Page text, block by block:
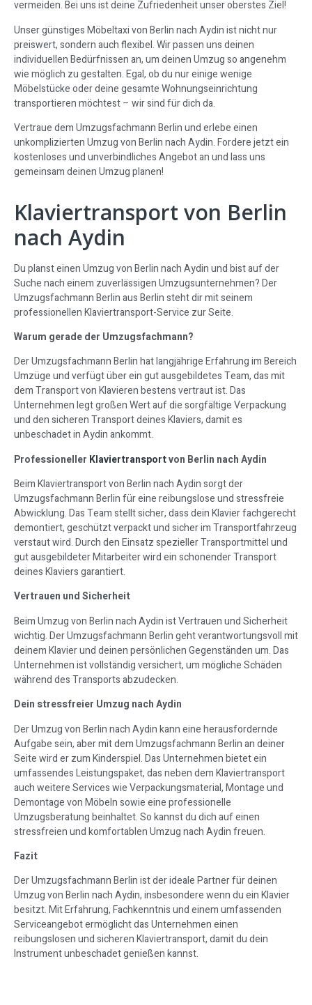
vermeiden. Bei uns ist deine Zufriedenheit unser oberstes Ziel!
Unser günstiges Möbeltaxi von Berlin nach Aydin ist nicht nur
preiswert, sondern auch flexibel. Wir passen uns deinen
individuellen Bedürfnissen an, um deinen Umzug so angenehm
wie möglich zu gestalten. Egal, ob du nur einige wenige
Möbelstücke oder deine gesamte Wohnungseinrichtung
transportieren möchtest – wir sind für dich da.
Vertraue dem Umzugsfachmann Berlin und erlebe einen
unkomplizierten Umzug von Berlin nach Aydin. Fordere jetzt ein
kostenloses und unverbindliches Angebot an und lass uns
gemeinsam deinen Umzug planen!
Klaviertransport von Berlin
nach Aydin
Du planst einen Umzug von Berlin nach Aydin und bist auf der
Suche nach einem zuverlässigen Umzugsunternehmen? Der
Umzugsfachmann Berlin aus Berlin steht dir mit seinem
professionellen Klaviertransport-Service zur Seite.
Warum gerade der Umzugsfachmann?
Der Umzugsfachmann Berlin hat langjährige Erfahrung im Bereich
Umzüge und verfügt über ein gut ausgebildetes Team, das mit
dem Transport von Klavieren bestens vertraut ist. Das
Unternehmen legt großen Wert auf die sorgfältige Verpackung
und den sicheren Transport deines Klaviers, damit es
unbeschadet in Aydin ankommt.
Professioneller Klaviertransportvon Berlin nach Aydin
Beim Klaviertransport von Berlin nach Aydin sorgt der
Umzugsfachmann Berlin für eine reibungslose und stressfreie
Abwicklung. Das Team stellt sicher, dass dein Klavier fachgerecht
demontiert, geschützt verpackt und sicher im Transportfahrzeug
verstaut wird. Durch den Einsatz spezieller Transportmittel und
gut ausgebildeter Mitarbeiter wird ein schonender Transport
deines Klaviers garantiert.
Vertrauen und Sicherheit
Beim Umzug von Berlin nach Aydin ist Vertrauen und Sicherheit
wichtig. Der Umzugsfachmann Berlin geht verantwortungsvoll mit
deinem Klavier und deinen persönlichen Gegenständen um. Das
Unternehmen ist vollständig versichert, um mögliche Schäden
während des Transports abzudecken.
Dein stressfreier Umzug nach Aydin
Der Umzug von Berlin nach Aydin kann eine herausfordernde
Aufgabe sein, aber mit dem Umzugsfachmann Berlin an deiner
Seite wird er zum Kinderspiel. Das Unternehmen bietet ein
umfassendes Leistungspaket, das neben dem Klaviertransport
auch weitere Services wie Verpackungsmaterial, Montage und
Demontage von Möbeln sowie eine professionelle
Umzugsberatung beinhaltet. So kannst du dich auf einen
stressfreien und komfortablen Umzug nach Aydin freuen.
Fazit
Der Umzugsfachmann Berlin ist der ideale Partner für deinen
Umzug von Berlin nach Aydin, insbesondere wenn du ein Klavier
besitzt. Mit Erfahrung, Fachkenntnis und einem umfassenden
Serviceangebot ermöglicht das Unternehmen einen
reibungslosen und sicheren Klaviertransport, damit du dein
Instrument unbeschadet genießen kannst.